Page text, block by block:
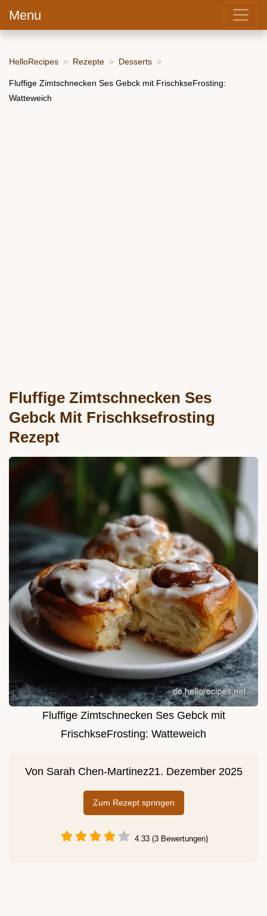
Menu
HelloRecipes Rezepte Desserts
Fluffige Zimtschnecken Ses Gebck mit FrischkseFrosting:
Watteweich
Fluffige Zimtschnecken Ses
Gebck Mit Frischksefrosting
Rezept
Fluffige Zimtschnecken Ses Gebck mit
FrischkseFrosting: Watteweich
Von Sarah Chen-Martinez21. Dezember 2025
Zum Rezept springen
4.33 (3 Bewertungen)